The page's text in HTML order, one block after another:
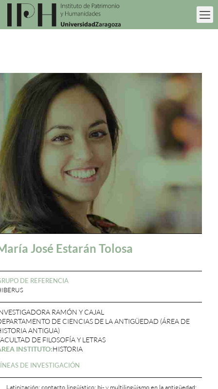
José Estarán Tolosa
DE REFERENCIA
RAMÓN Y CAJAL
DE CIENCIAS DE LA ANTIGÜEDAD (ÁREA DE
ANTIGUA)
DE FILOSOFÍA Y LETRAS
INSTITUTO:HISTORIA
DE INVESTIGACIÓN
Latinización; contacto lingüístico; bi- y multilingüismo en la antigüedad;